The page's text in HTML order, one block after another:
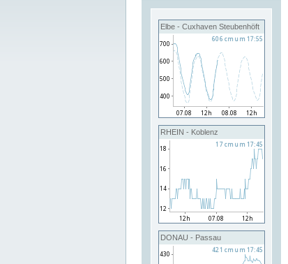
Elbe - Cuxhaven Steubenhöft
RHEIN - Koblenz
DONAU - Passau